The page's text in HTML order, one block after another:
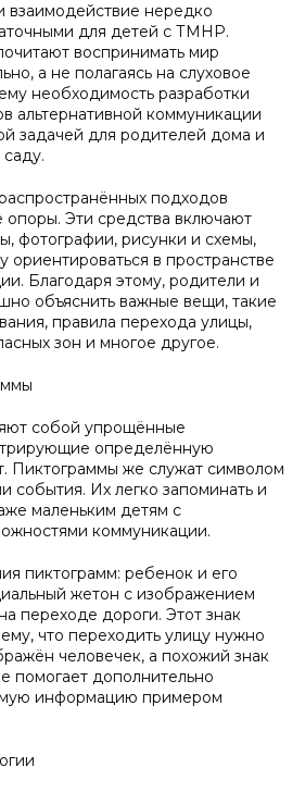
взаимодействие нередко
для детей с ТМНР.
воспринимать мир
а не полагаясь на слуховое
необходимость разработки
альтернативной коммуникации
задачей для родителей дома и
подходов
опоры. Эти средства включают
фотографии, рисунки и схемы,
в пространстве
Благодаря этому, родители и
объяснить важные вещи, такие
правила перехода улицы,
зон и многое другое.
собой упрощённые
определённую
Пиктограммы же служат символом
события. Их легко запоминать и
маленьким детям с
коммуникации.
пиктограмм: ребенок и его
жетон с изображением
переходе дороги. Этот знак
что переходить улицу нужно
человечек, а похожий знак
помогает дополнительно
информацию примером